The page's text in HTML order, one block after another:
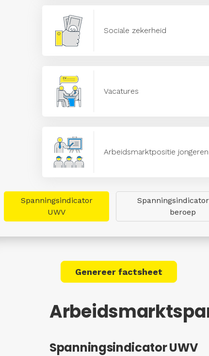
Sociale zekerheid
Vacatures
Arbeidsmarktpositie jongeren
Spanningsindicator
UWV
beroep
Genereer factsheet
Spanningsindicator UWV